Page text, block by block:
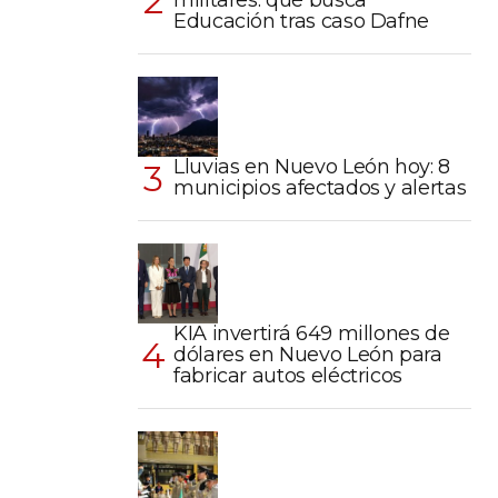
Educación tras caso Dafne
Lluvias en Nuevo León hoy: 8
municipios afectados y alertas
KIA invertirá 649 millones de
dólares en Nuevo León para
fabricar autos eléctricos